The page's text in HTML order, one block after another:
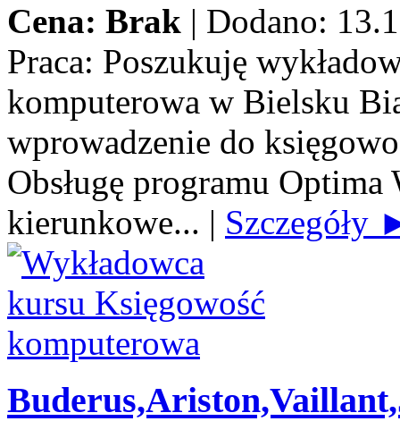
Cena: Brak | Dodano:
Praca: Poszukuję
komputerowa w Bielsku
wprowadzenie do
Obsługę programu Optima
kierunkowe... | Szczegóły